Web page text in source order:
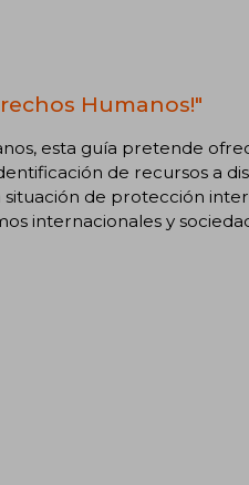
Humanos!"
esta guía pretende
de recursos a
de protección
internacionales y